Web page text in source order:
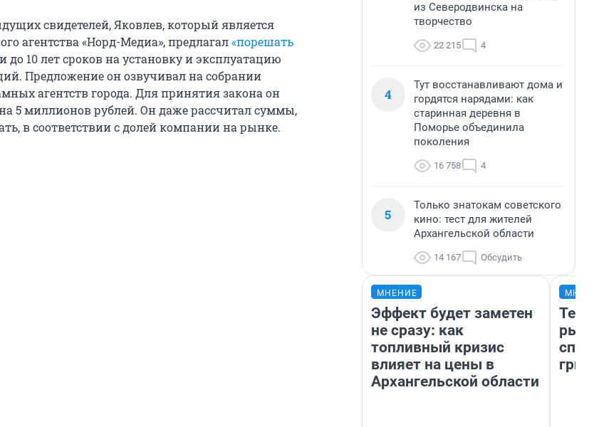
свидетелей, Яковлев, который является
агентства «Норд-Медиа», предлагал«порешать
до 10 лет сроков на установку и эксплуатацию
Предложение он озвучивал на собрании
агентств города. Для принятия закона он
5 миллионов рублей. Он даже рассчитал суммы,
в соответствии с долей компании на рынке.
из Северодвинска на
творчество
22 215 4
4
Тут восстанавливают дома и
гордятся нарядами: как
старинная деревня в
Поморье объединила
поколения
16 758 4
5
Только знатокам советского
кино: тест для жителей
Архангельской области
14 167 Обсудить
МНЕНИЕ
Эффект будет заметен
не сразу: как
топливный кризис
влияет на цены в
Архангельской области